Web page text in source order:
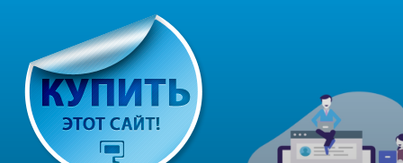
содержимому